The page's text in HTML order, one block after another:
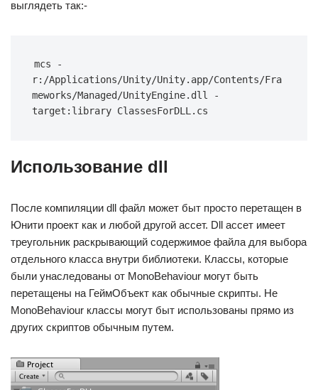
выглядеть так:-
mcs -
r:/Applications/Unity/Unity.app/Contents/Fra
meworks/Managed/UnityEngine.dll -
target:library ClassesForDLL.cs
Использование dll
После компиляции dll файл может быт просто перетащен в
Юнити проект как и любой другой ассет. Dll ассет имеет
треугольник раскрывающий содержимое файла для выбора
отдельного класса внутри библиотеки. Классы, которые
были унаследованы от MonoBehaviour могут быть
перетащены на ГеймОбъект как обычные скрипты. Не
MonoBehaviour классы могут быт использованы прямо из
других скриптов обычным путем.